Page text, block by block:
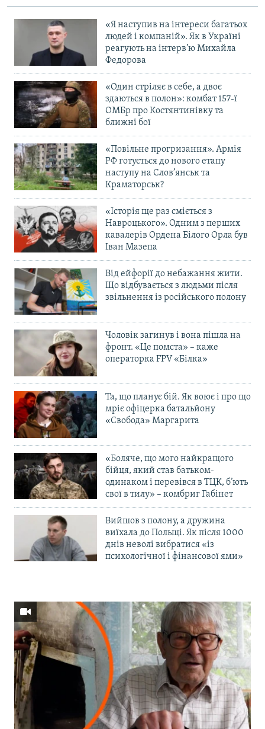
«Я наступив на інтереси багатьох
людей і компаній». Як в Україні
реагують на інтерв’ю Михайла
Федорова
«Один стріляє в себе, а двоє
здаються в полон»: комбат 157-ї
ОМБр про Костянтинівку та
ближні бої
«Повільне прогризання». Армія
РФ готується до нового етапу
наступу на Слов’янськ та
Краматорськ?
«Історія ще раз сміється з
Навроцького». Одним з перших
кавалерів Ордена Білого Орла був
Іван Мазепа
Від ейфорії до небажання жити.
Що відбувається з людьми після
звільнення із російського полону
Чоловік загинув і вона пішла на
фронт. «Це помста» – каже
операторка FPV «Білка»
Та, що планує бій. Як воює і про що
мріє офіцерка батальйону
«Свобода» Маргарита
«Боляче, що мого найкращого
бійця, який став батьком-
одинаком і перевівся в ТЦК, б’ють
свої в тилу» – комбриг Габінет
Вийшов з полону, а дружина
виїхала до Польщі. Як після 1000
днів неволі вибратися «із
психологічної і фінансової ями»